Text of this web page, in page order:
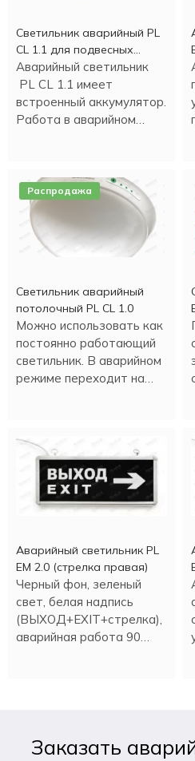
Светильник аварийный PL
CL 1.1 для подвесных
потолков
Аварийный светильник
PL CL 1.1 имеет
встроенный аккумулятор.
Работа в аварийном
Распродажа
Светильник аварийный
потолочный PL CL 1.0
Можно использовать как
постоянно работающий
светильник. В аварийном
режиме переходит на
Аварийный светильник PL
EM 2.0 (стрелка правая)
Черный фон, зеленый
свет, белая надпись
(ВЫХОД+EXIT+стрелка),
аварийная работа 90
Заказать